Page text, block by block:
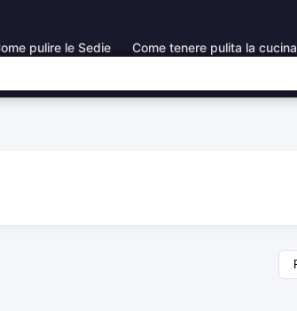
pulire le Sedie Come tenere pulita la cucina